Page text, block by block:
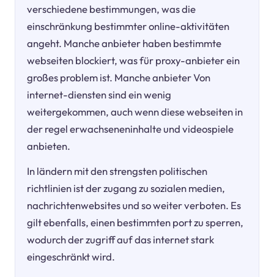
verschiedene bestimmungen, was die
einschränkung bestimmter online-aktivitäten
angeht. Manche anbieter haben bestimmte
webseiten blockiert, was für proxy-anbieter ein
großes problem ist. Manche anbieter Von
internet-diensten sind ein wenig
weitergekommen, auch wenn diese webseiten in
der regel erwachseneninhalte und videospiele
anbieten.
In ländern mit den strengsten politischen
richtlinien ist der zugang zu sozialen medien,
nachrichtenwebsites und so weiter verboten. Es
gilt ebenfalls, einen bestimmten port zu sperren,
wodurch der zugriff auf das internet stark
eingeschränkt wird.